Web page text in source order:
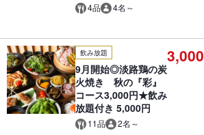
4品 4名～
飲み放題
9月開始◎淡路鶏の炭
火焼き 秋の『彩』
コース3,000円★飲み
放題付き 5,000円
11品 2名～
3,000